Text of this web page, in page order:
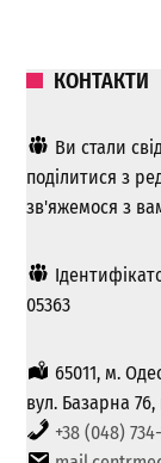
КОНТАКТИ
Ви стали
поділитися з
зв'яжемося з
05363
65011, м.
вул. Базарна 76,
+38 (048)